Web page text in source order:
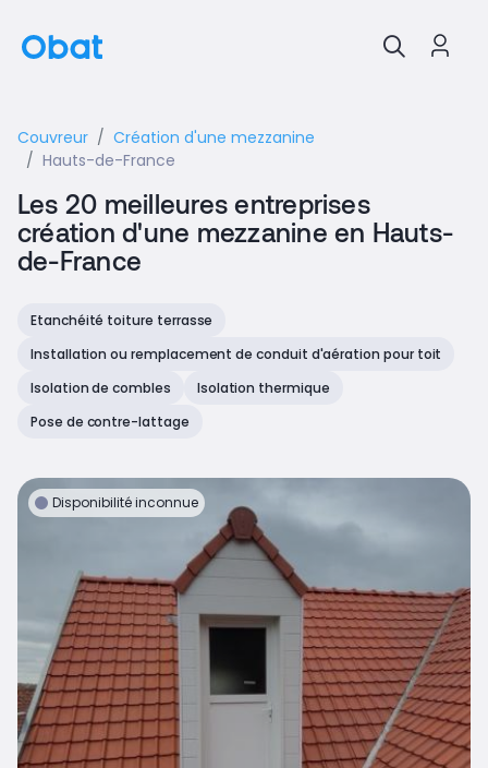
Couvreur
Création d'une mezzanine
Hauts-de-France
Les 20 meilleures entreprises
création d'une mezzanine en Hauts-
de-France
Etanchéité toiture terrasse
Installation ou remplacement de conduit d'aération pour toit
Isolation de combles
Isolation thermique
Pose de contre-lattage
Disponibilité inconnue